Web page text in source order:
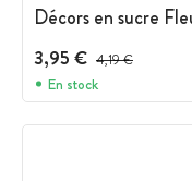
Décors en sucre
3,95 € Prix avant réduction
4,19 €
En stock